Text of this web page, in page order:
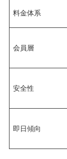
料金体系
会員層
安全性
即日傾向